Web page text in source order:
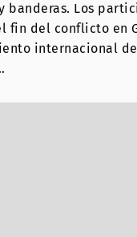
banderas. Los
fin del conflicto en
internacional